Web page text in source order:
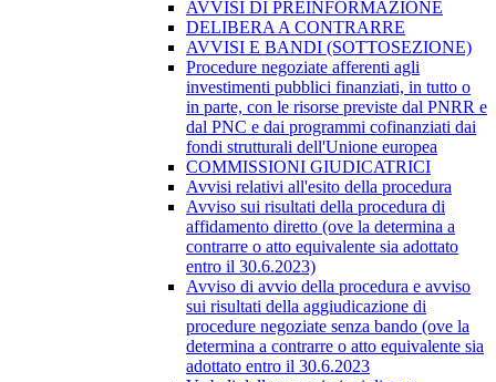
AVVISI DI PREINFORMAZIONE
DELIBERA A CONTRARRE
AVVISI E BANDI (SOTTOSEZIONE)
Procedure negoziate afferenti agli
investimenti pubblici finanziati, in tutto o
in parte, con le risorse previste dal PNRR e
dal PNC e dai programmi cofinanziati dai
fondi strutturali dell'Unione europea
COMMISSIONI GIUDICATRICI
Avvisi relativi all'esito della procedura
Avviso sui risultati della procedura di
affidamento diretto (ove la determina a
contrarre o atto equivalente sia adottato
entro il 30.6.2023)
Avviso di avvio della procedura e avviso
sui risultati della aggiudicazione di
procedure negoziate senza bando (ove la
determina a contrarre o atto equivalente sia
adottato entro il 30.6.2023